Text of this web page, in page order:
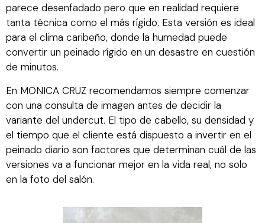
parece desenfadado pero que en realidad requiere
tanta técnica como el más rígido. Esta versión es ideal
para el clima caribeño, donde la humedad puede
convertir un peinado rígido en un desastre en cuestión
de minutos.
En MONICA CRUZ recomendamos siempre comenzar
con una consulta de imagen antes de decidir la
variante del undercut. El tipo de cabello, su densidad y
el tiempo que el cliente está dispuesto a invertir en el
peinado diario son factores que determinan cuál de las
versiones va a funcionar mejor en la vida real, no solo
en la foto del salón.